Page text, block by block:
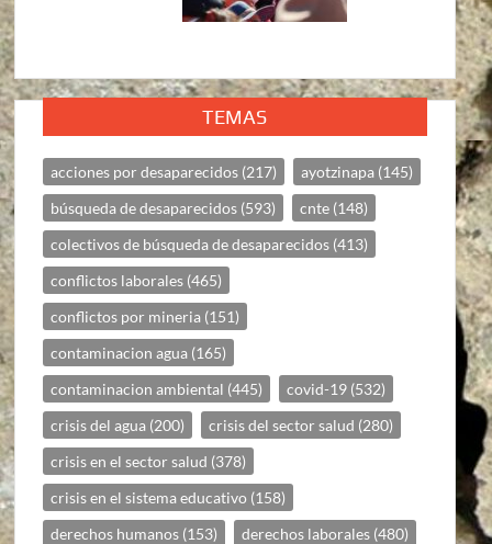
TEMAS
acciones por desaparecidos (217) ayotzinapa (145)
búsqueda de desaparecidos (593) cnte (148)
colectivos de búsqueda de desaparecidos (413)
conflictos laborales (465)
conflictos por mineria (151)
contaminacion agua (165)
contaminacion ambiental (445) covid-19 (532)
crisis del agua (200) crisis del sector salud (280)
crisis en el sector salud (378)
crisis en el sistema educativo (158)
derechos humanos (153) derechos laborales (480)